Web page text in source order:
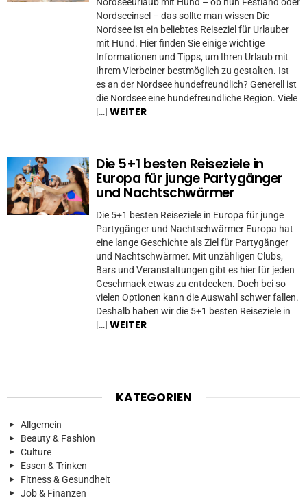
Nordseeurlaub mit Hund – ob nun Festland oder
Nordseeinsel – das sollte man wissen Die
Nordsee ist ein beliebtes Reiseziel für Urlauber
mit Hund. Hier finden Sie einige wichtige
Informationen und Tipps, um Ihren Urlaub mit
Ihrem Vierbeiner bestmöglich zu gestalten. Ist
es an der Nordsee hundefreundlich? Generell ist
die Nordsee eine hundefreundliche Region. Viele
[…] WEITER
Die 5+1 besten Reiseziele in
Europa für junge Partygänger
und Nachtschwärmer
Die 5+1 besten Reiseziele in Europa für junge
Partygänger und Nachtschwärmer Europa hat
eine lange Geschichte als Ziel für Partygänger
und Nachtschwärmer. Mit unzähligen Clubs,
Bars und Veranstaltungen gibt es hier für jeden
Geschmack etwas zu entdecken. Doch bei so
vielen Optionen kann die Auswahl schwer fallen.
Deshalb haben wir die 5+1 besten Reiseziele in
[…] WEITER
KATEGORIEN
Allgemein
Beauty & Fashion
Culture
Essen & Trinken
Fitness & Gesundheit
Job & Finanzen